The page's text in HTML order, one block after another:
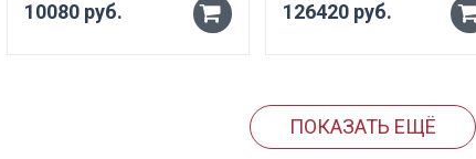
мини-голова типа WASH.
10080 руб. - 126420 руб. -
ПОКАЗАТЬ ЕЩЁ